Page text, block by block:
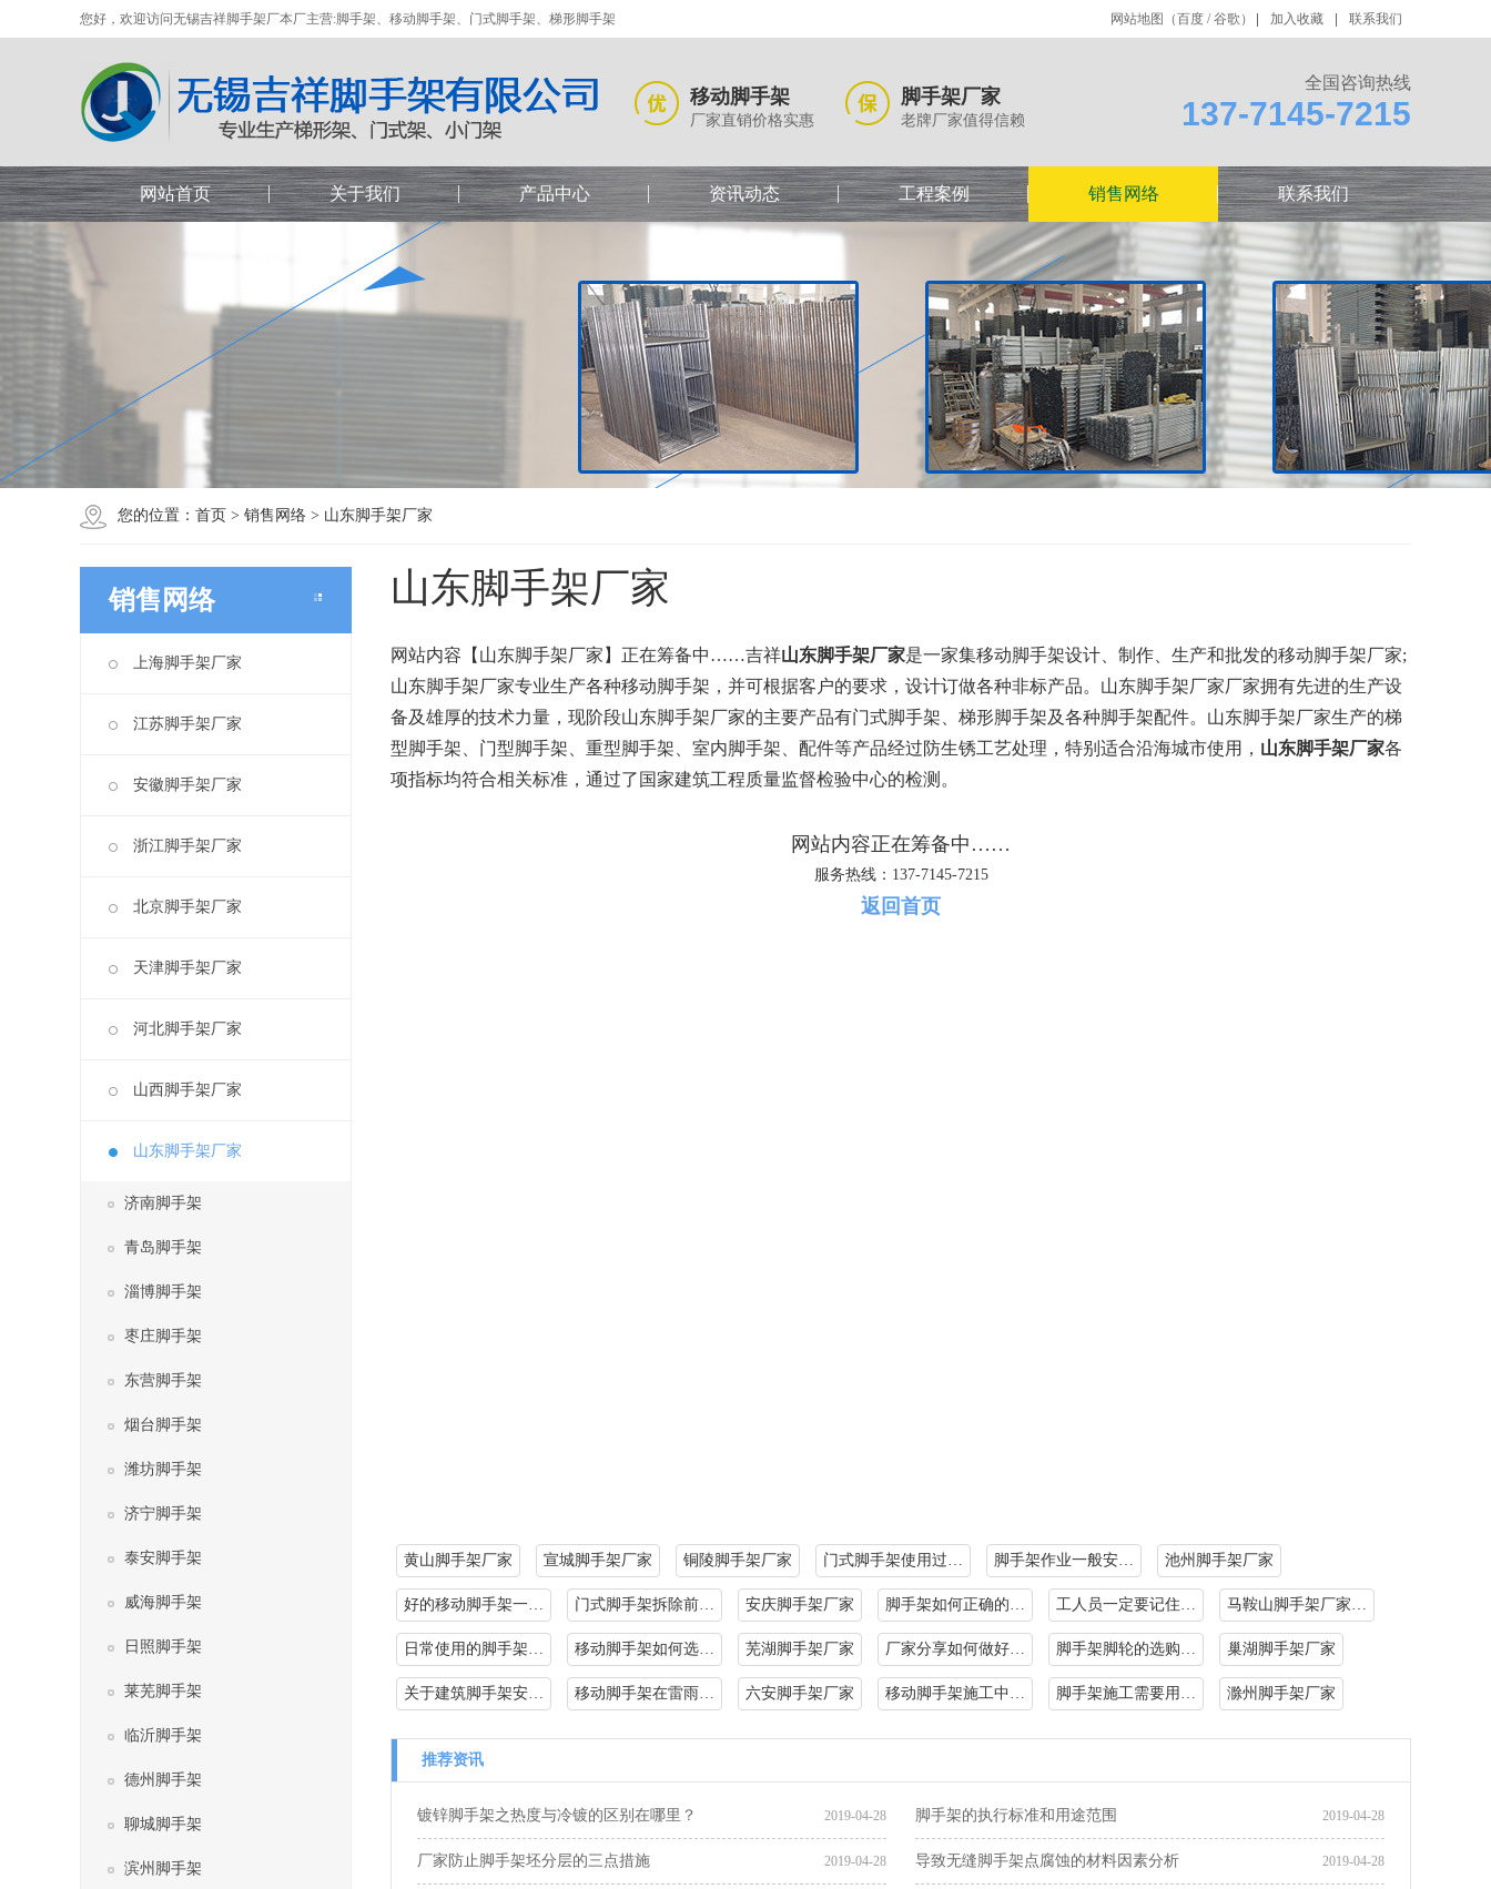
网站地图 （百度 /谷歌 ） 加入收藏 联系我们
您好，欢迎访问无锡吉祥脚手架厂本厂主营:脚手架、移动脚手架、门式脚手架、梯形脚手架
移动脚手架
厂家直销价格实惠
脚手架厂家
老牌厂家值得信赖
全国咨询热线
137-7145-7215
网站首页 关于我们 产品中心 资讯动态 工程案例 销售网络 联系我们
您的位置： 首页 > 销售网络 > 山东脚手架厂家
销售网络
上海脚手架厂家
江苏脚手架厂家
安徽脚手架厂家
浙江脚手架厂家
北京脚手架厂家
天津脚手架厂家
河北脚手架厂家
山西脚手架厂家
山东脚手架厂家
济南脚手架
青岛脚手架
淄博脚手架
枣庄脚手架
东营脚手架
烟台脚手架
潍坊脚手架
济宁脚手架
泰安脚手架
威海脚手架
日照脚手架
莱芜脚手架
临沂脚手架
德州脚手架
聊城脚手架
滨州脚手架
山东脚手架厂家
网站内容【山东脚手架厂家】正在筹备中……吉祥山东脚手架厂家是一家集移动脚手架设计、制作、生产和批发的移动脚手架厂家;
山东脚手架厂家专业生产各种移动脚手架，并可根据客户的要求，设计订做各种非标产品。山东脚手架厂家厂家拥有先进的生产设
备及雄厚的技术力量，现阶段山东脚手架厂家的主要产品有门式脚手架、梯形脚手架及各种脚手架配件。山东脚手架厂家生产的梯
型脚手架、门型脚手架、重型脚手架、室内脚手架、配件等产品经过防生锈工艺处理，特别适合沿海城市使用， 山东脚手架厂家各
项指标均符合相关标准，通过了国家建筑工程质量监督检验中心的检测。
网站内容正在筹备中……
服务热线：137-7145-7215
返回首页
黄山脚手架厂家 宣城脚手架厂家 铜陵脚手架厂家 门式脚手架使用过… 脚手架作业一般安… 池州脚手架厂家
好的移动脚手架一… 门式脚手架拆除前… 安庆脚手架厂家 脚手架如何正确的… 工人员一定要记住… 马鞍山脚手架厂家…
日常使用的脚手架… 移动脚手架如何选… 芜湖脚手架厂家 厂家分享如何做好… 脚手架脚轮的选购… 巢湖脚手架厂家
关于建筑脚手架安… 移动脚手架在雷雨… 六安脚手架厂家 移动脚手架施工中… 脚手架施工需要用… 滁州脚手架厂家
推荐资讯
2019-04-28
镀锌脚手架之热度与冷镀的区别在哪里？ 2019-04-28
脚手架的执行标准和用途范围
2019-04-28
厂家防止脚手架坯分层的三点措施 2019-04-28
导致无缝脚手架点腐蚀的材料因素分析